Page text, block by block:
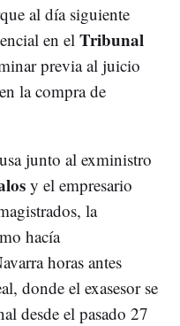
al día siguiente
en el Tribunal
previa al juicio
la compra de
junto al exministro
y el empresario
la
hacía
horas antes
donde el exasesor se
desde el pasado 27